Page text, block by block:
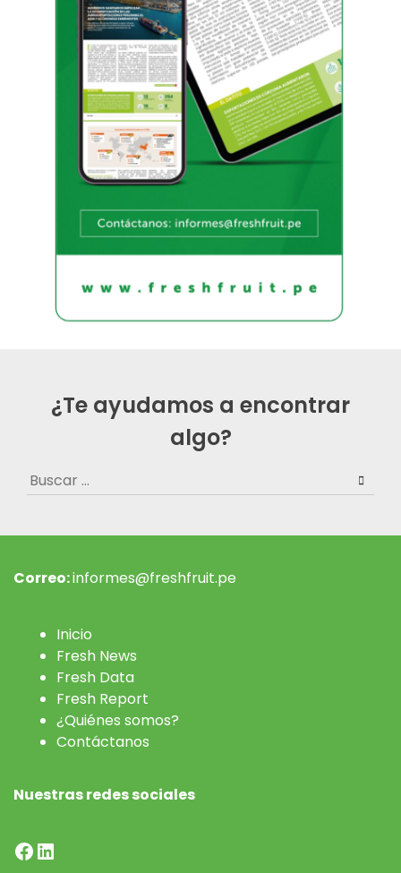
¿Te ayudamos a encontrar
algo?
Buscar:
Correo:informes@freshfruit.pe
Inicio
Fresh News
Fresh Data
Fresh Report
¿Quiénes somos?
Contáctanos
Nuestras redes sociales
Facebook
LinkedIn